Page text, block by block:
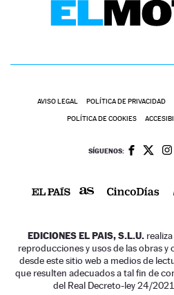
AVISO LEGAL POLÍTICA DE PRIVACIDAD
POLÍTICA DE COOKIES
SÍGUENOS:
EDICIONES EL PAIS, S.L.U.
reproducciones y usos de las obras y
desde este sitio web a medios de
que resulten adecuados a tal fin de
del Real Decreto-ley 24/